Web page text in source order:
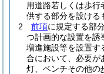
用道路若しくは歩行
供する部分を設ける
2
前項に規定する部
つ計画的な設置を誘
増進施設等を設置す
合において、必要が
灯、ベンチその他の